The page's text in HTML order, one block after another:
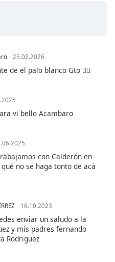
25.02.2026
de el palo blanco Gto ✌🏽
vi bello Acambaro
con Calderón en
no se haga tonto de acá
16.10.2023
enviar un saludo a la
y mis padres fernando
Rodriguez